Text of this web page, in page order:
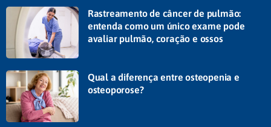
Rastreamento de câncer de pulmão:
entenda como um único exame pode
avaliar pulmão, coração e ossos
Qual a diferença entre osteopenia e
osteoporose?